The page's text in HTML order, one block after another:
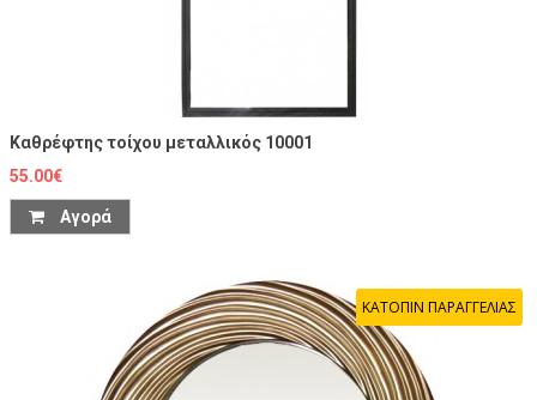
Καθρέφτης τοίχου μεταλλικός 10001
55.00€
Αγορά
ΚΑΤΟΠΙΝ ΠΑΡΑΓΓΕΛΙΑΣ